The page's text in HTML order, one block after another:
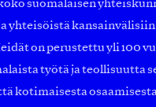
suomalaisen
yhteisöistä kansainvälisiin
on perustettu yli 100
työtä ja teollisuutta
kotimaisesta